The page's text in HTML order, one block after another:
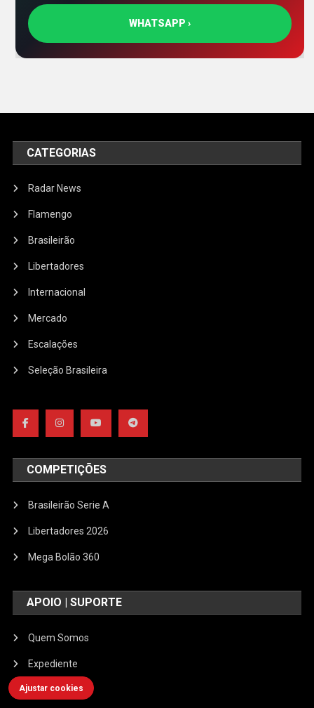
WHATSAPP ›
CATEGORIAS
Radar News
Flamengo
Brasileirão
Libertadores
Internacional
Mercado
Escalações
Seleção Brasileira
COMPETIÇÕES
Brasileirão Serie A
Libertadores 2026
Mega Bolão 360
APOIO | SUPORTE
Quem Somos
Expediente
Publicidades
Ajustar cookies